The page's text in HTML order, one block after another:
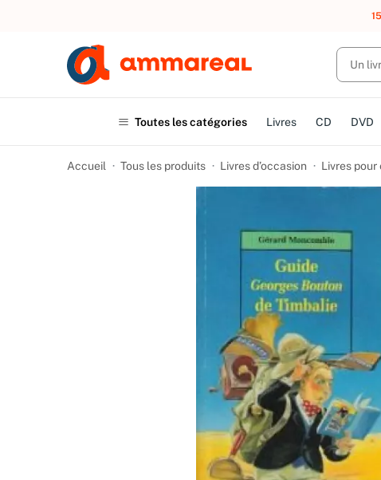
UN ACHAT,
Toutes les catégories Livres CD DVD
Accueil Tous les produits Livres d’occasion Livres